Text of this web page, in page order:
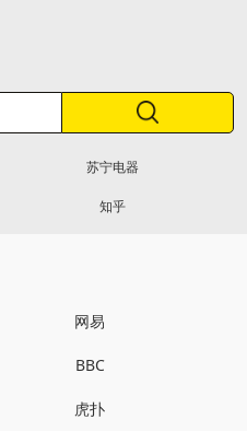
苏宁电器
知乎
网易
BBC
虎扑